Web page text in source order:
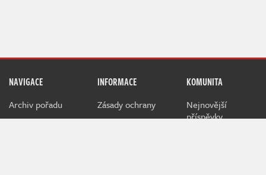
NAVIGACE
Archiv pořadu
Redakce pořadu
INFORMACE
Zásady ochrany
Pravidla užívání
KOMUNITA
Nejnovější
příspěvky